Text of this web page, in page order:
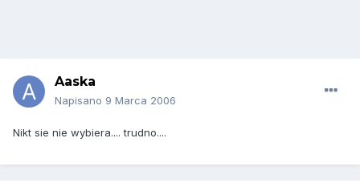
Aaska
Napisano 9 Marca 2006
Nikt sie nie wybiera.... trudno....